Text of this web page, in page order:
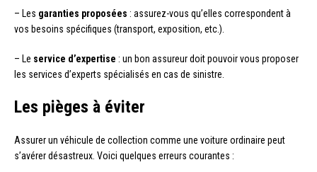
– Les garanties proposées : assurez-vous qu’elles correspondent à
vos besoins spécifiques (transport, exposition, etc.).
– Le service d’expertise : un bon assureur doit pouvoir vous proposer
les services d’experts spécialisés en cas de sinistre.
Les pièges à éviter
Assurer un véhicule de collection comme une voiture ordinaire peut
s’avérer désastreux. Voici quelques erreurs courantes :